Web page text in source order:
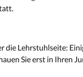
Lehrstuhlseite:
Sie erst in Ihren